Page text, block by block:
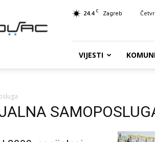
24.4 C Zagreb
VIJESTI